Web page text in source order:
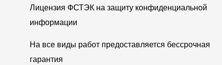
Лицензия ФСТЭК на защиту конфиденциальной
информации
На все виды работ предоставляется бессрочная
гарантия